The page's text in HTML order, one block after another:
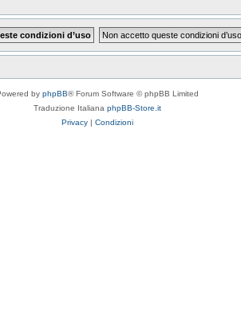
by phpBB® Forum Software © phpBB Limited
Traduzione Italiana phpBB-Store.it
Privacy | Condizioni